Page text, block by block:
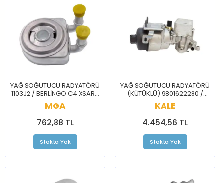
YAĞ SOĞUTUCU RADYATÖRÜ
1103J2 / BERLİNGO C4 XSARA
PİCASSO 206 307 406 407
PARTNER
MGA
762,88 TL
Stokta Yok
YAĞ SOĞUTUCU RADYATÖRÜ
(KÜTÜKLÜ) 9801622280 /
BRLNGO C3 C4 CELYSEE
2008 208 3008 301 308
PRTNR RFTR
KALE
4.454,56 TL
Stokta Yok